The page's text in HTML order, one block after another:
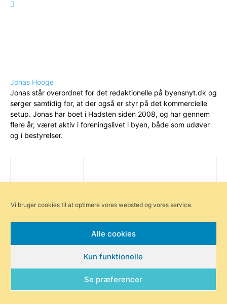
Jonas Hooge
Jonas står overordnet for det redaktionelle på byensnyt.dk og
sørger samtidig for, at der også er styr på det kommercielle
setup. Jonas har boet i Hadsten siden 2008, og har gennem
flere år, været aktiv i foreningslivet i byen, både som udøver
og i bestyrelser.
Vi bruger cookies til at optimere vores websted og vores service.
Alle cookies
Kun funktionelle
Se præferencer